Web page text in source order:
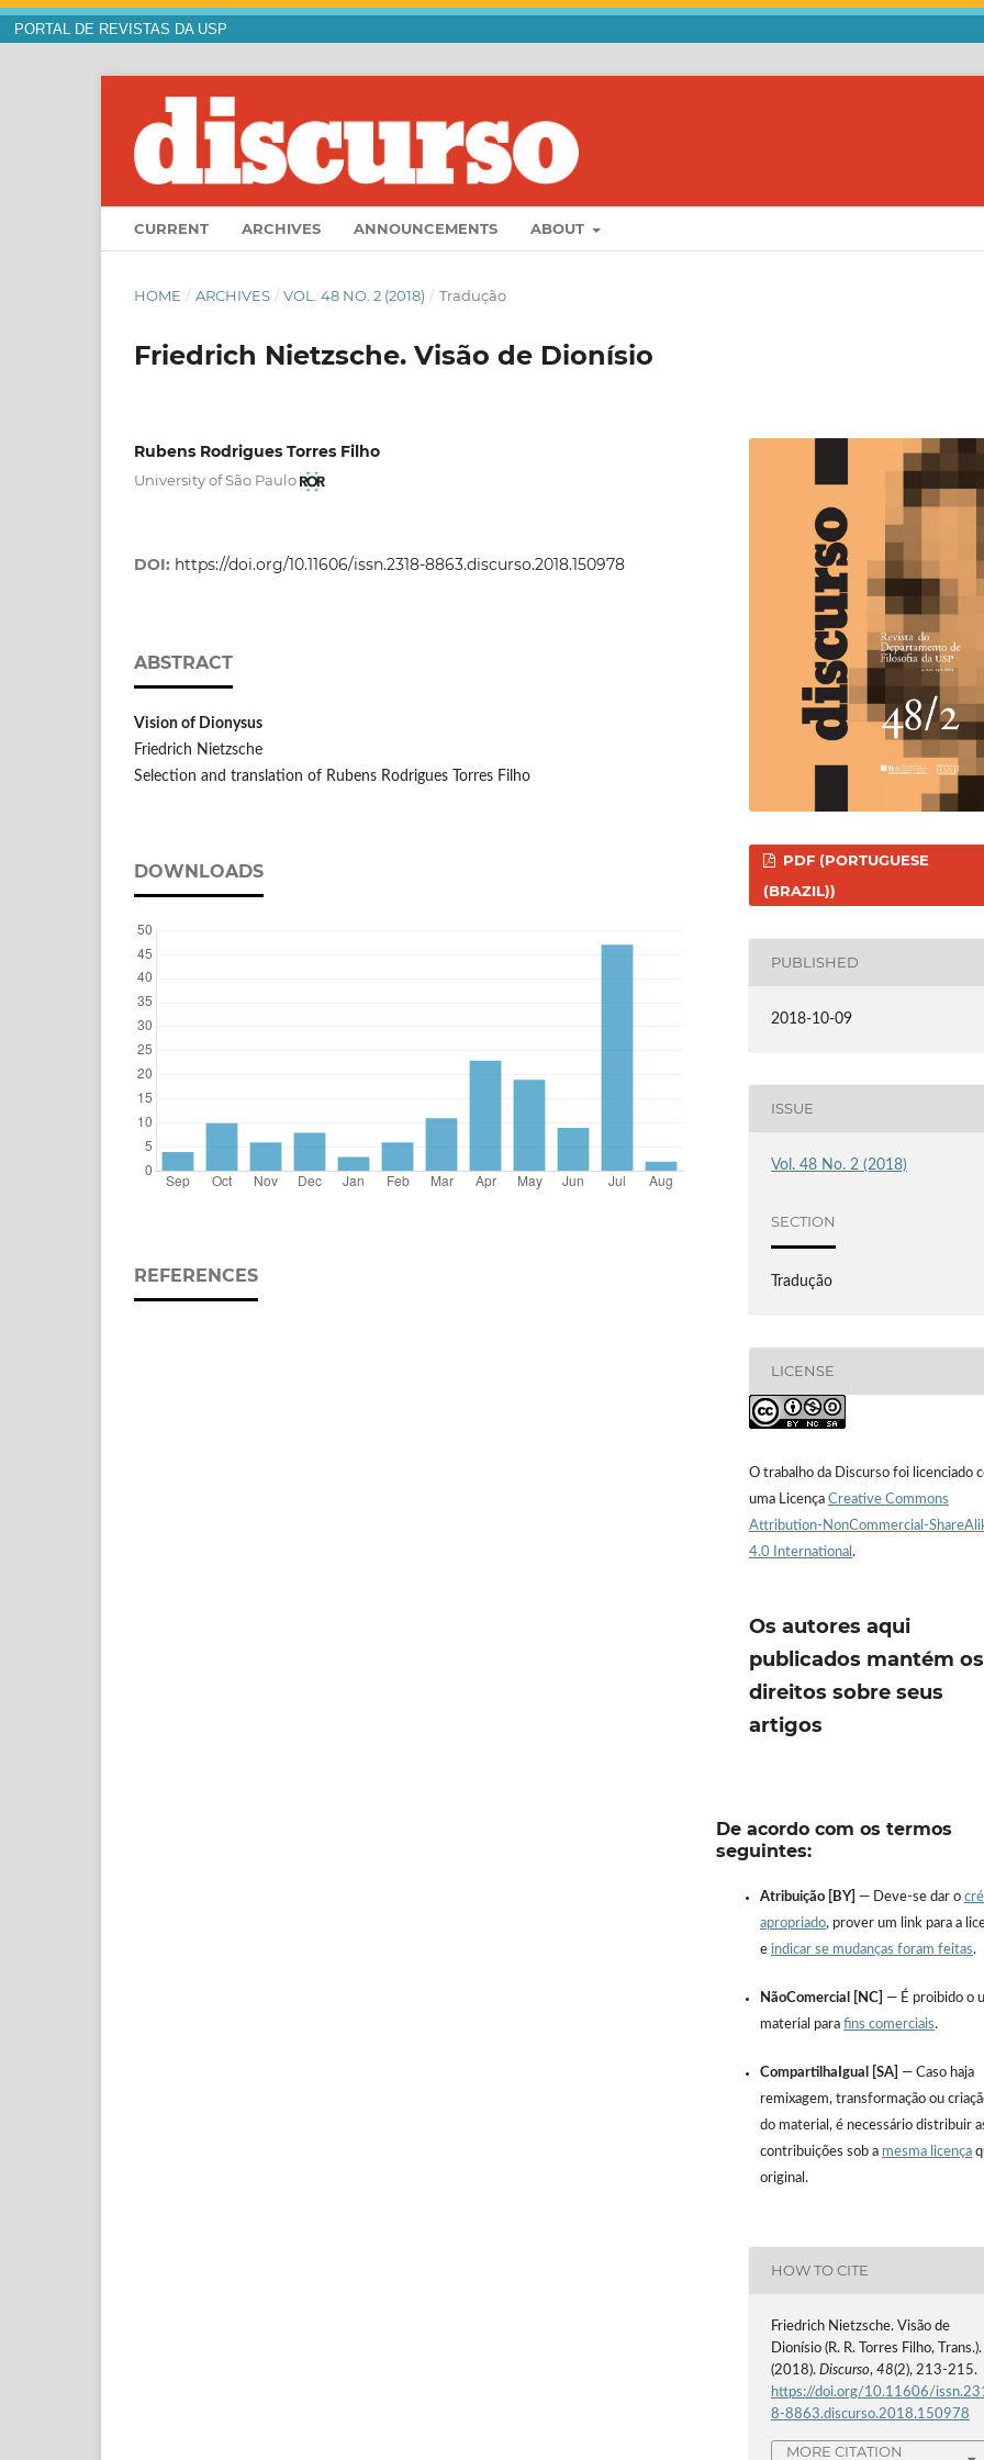
PORTAL DE REVISTAS DA USP
CURRENT ARCHIVES ANNOUNCEMENTS ABOUT
HOME / ARCHIVES / VOL. 48 NO. 2 (2018) / Tradução
Friedrich Nietzsche. Visão de Dionísio
Rubens Rodrigues Torres Filho
University of São Paulo
DOI: https://doi.org/10.11606/issn.2318-8863.discurso.2018.150978
ABSTRACT
Vision of Dionysus
Friedrich Nietzsche
Selection and translation of Rubens Rodrigues Torres Filho
DOWNLOADS
REFERENCES
PDF (PORTUGUESE
(BRAZIL))
PUBLISHED
2018-10-09
ISSUE
Vol. 48 No. 2 (2018)
SECTION
Tradução
LICENSE
O trabalho da Discurso foi licenciado
uma Licença Creative Commons
Attribution-NonCommercial-
4.0 International .
Os autores aqui
publicados mantém os
direitos sobre seus
artigos
De acordo com os termos
seguintes:
Atribuição [BY] — Deve-se dar o
apropriado, prover um link para a
e indicar se mudanças foram feitas.
NãoComercial [NC] — É proibido o
material para fins comerciais.
CompartilhaIgual [SA] — Caso haja
remixagem, transformação ou
do material, é necessário distribuir
contribuições sob a mesma licença
original.
HOW TO CITE
Friedrich Nietzsche. Visão de
Dionísio (R. R. Torres Filho, Trans.).
(2018).Discurso,48(2), 213-215.
https://doi.org/10.11606/
8-8863.discurso.2018.150978
MORE CITATION